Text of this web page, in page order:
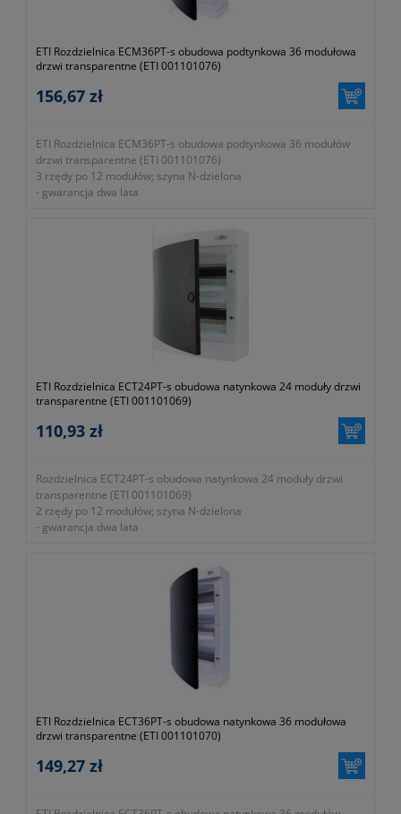
ETI Rozdzielnica ECM36PT-s obudowa podtynkowa 36 modułowa
drzwi transparentne (ETI 001101076)
156,67 zł
ETI Rozdzielnica ECM36PT-s obudowa podtynkowa 36 modułów
drzwi transparentne (ETI 001101076)
3 rzędy po 12 modułów; szyna N-dzielona
- gwarancja dwa lata
ETI Rozdzielnica ECT24PT-s obudowa natynkowa 24 moduły drzwi
transparentne (ETI 001101069)
110,93 zł
Rozdzielnica ECT24PT-s obudowa natynkowa 24 moduły drzwi
transparentne (ETI 001101069)
2 rzędy po 12 modułów; szyna N-dzielona
- gwarancja dwa lata
ETI Rozdzielnica ECT36PT-s obudowa natynkowa 36 modułowa
drzwi transparentne (ETI 001101070)
149,27 zł